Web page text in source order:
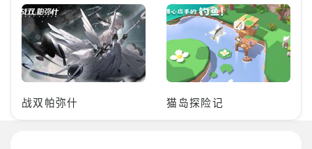
战双帕弥什 猫岛探险记